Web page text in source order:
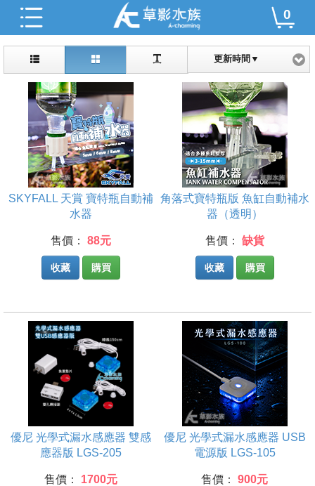
0
更新時間▼
SKYFALL 天賞 寶特瓶自動補
水器
售價： 88元
收藏 購買
角落式寶特瓶版 魚缸自動補水
器（透明）
售價： 缺貨
收藏 購買
優尼 光學式漏水感應器 雙感
應器版 LGS-205
售價： 1700元
優尼 光學式漏水感應器 USB
電源版 LGS-105
售價： 900元